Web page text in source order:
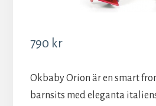
790 kr
Okbaby Orion är en smart
barnsits med eleganta